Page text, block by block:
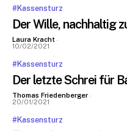
#Kassensturz
Der Wille, nachhaltig
Laura Kracht -
10/02/2021
#Kassensturz
Der letzte Schrei für
Thomas Friedenberger -
20/01/2021
#Kassensturz